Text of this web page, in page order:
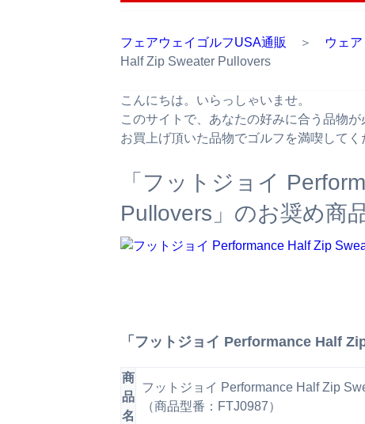
フェアウェイゴルフUSA通販 ＞ ウェア
Half Zip Sweater Pullovers
こんにちは。いらっしゃいませ。
このサイトで、あなたの好みに合う品物が
お買上げ頂いた品物でゴルフを満喫してく
「フットジョイ
Pullovers」のお奨め商
「フットジョイ Performance Half
商
品
名
フットジョイ Performance Half Zip
（商品型番：FTJ0987）